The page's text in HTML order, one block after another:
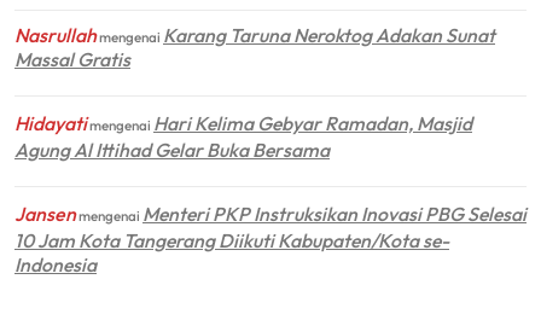
Nasrullahmengenai Karang Taruna Neroktog Adakan Sunat
Massal Gratis
Hidayatimengenai Hari Kelima Gebyar Ramadan, Masjid
Agung Al Ittihad Gelar Buka Bersama
Jansenmengenai Menteri PKP Instruksikan Inovasi PBG Selesai
10 Jam Kota Tangerang Diikuti Kabupaten/Kota se-
Indonesia